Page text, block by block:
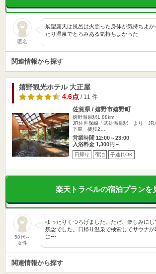
匿名
展望露天は風呂は火照った身体が気持ちよ
たり温泉でとろみある気持ちよかった
関連情報から探す
嬉野観光ホテル 大正屋
4.6点/ 11 件
佐賀県 / 嬉野市嬉野町
嬉野温泉駅1.88km
JR佐世保線「武雄温泉駅」より
下車 徒歩2…
営業時間 12:00～23:00
入浴料金 1,300円～
日帰り 宿泊 子連れOK
楽天トラベルの宿泊プランを
50代～
女性
ゆったりくつろげました。ただ、楽しみに
残念でした。日帰り温泉で検索してサウナ
に〜
関連情報から探す